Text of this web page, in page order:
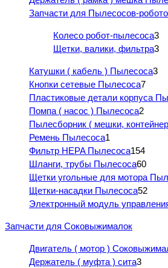
Запчасти для Пылесосов-
Колесо робот-пылесоса3
Щетки, валики, фильтра3
Катушки ( кабель ) Пылесоса3
Кнопки сетевые Пылесоса7
Пластиковые детали корпуса
Помпа ( насос ) Пылесоса2
Пылесборник ( мешки,
Ремень Пылесоса1
Фильтр HEPA Пылесоса154
Шланги, трубы Пылесоса60
Щетки угольные для мотора
Щетки-насадки Пылесоса52
Электронный модуль
Запчасти для Соковыжималок
Двигатель ( мотор )
Держатель ( муфта ) сита3